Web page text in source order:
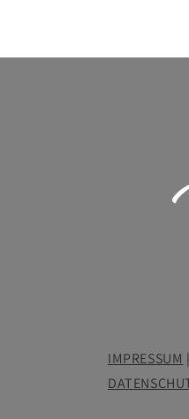
IMPRESSUM |